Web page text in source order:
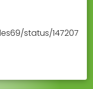
status/147207